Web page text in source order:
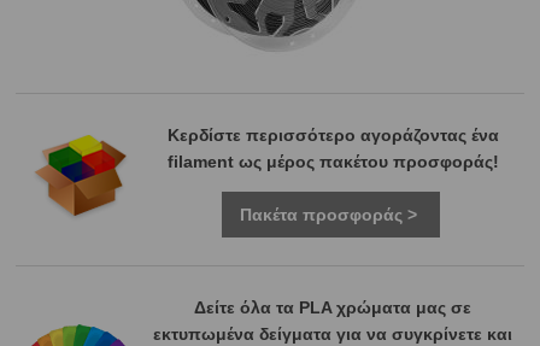
Κερδίστε περισσότερο αγοράζοντας ένα
filament ως μέρος πακέτου προσφοράς!
Πακέτα προσφοράς >
Δείτε όλα τα PLA χρώματα μας σε
εκτυπωμένα δείγματα για να συγκρίνετε και